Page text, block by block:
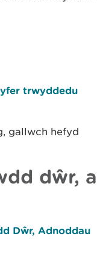
trwyddedu
gallwch hefyd
dŵr,
Dŵr, Adnoddau